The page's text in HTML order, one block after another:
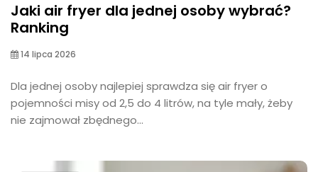
Jaki air fryer dla jednej osoby wybrać?
Ranking
14 lipca 2026
Dla jednej osoby najlepiej sprawdza się air fryer o
pojemności misy od 2,5 do 4 litrów, na tyle mały, żeby
nie zajmował zbędnego...